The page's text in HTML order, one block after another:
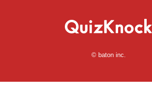
© baton inc.